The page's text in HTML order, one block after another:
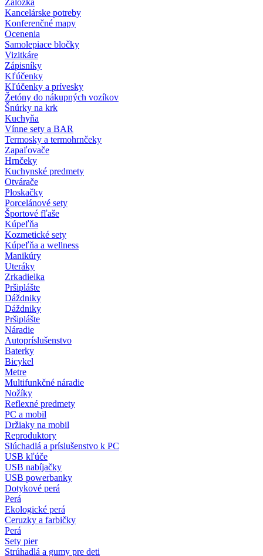
Záložka
Kancelárske potreby
Konferenčné mapy
Ocenenia
Samolepiace bločky
Vizitkáre
Zápisníky
Kľúčenky
Kľúčenky a prívesky
Žetóny do nákupných vozíkov
Šnúrky na krk
Kuchyňa
Vínne sety a BAR
Termosky a termohrnčeky
Zapaľovače
Hrnčeky
Kuchynské predmety
Otvárače
Ploskačky
Porcelánové sety
Športové fľaše
Kúpeľňa
Kozmetické sety
Kúpeľňa a wellness
Manikúry
Uteráky
Zrkadielka
Pršiplášte
Dáždniky
Dáždniky
Pršiplášte
Náradie
Autopríslušenstvo
Baterky
Bicykel
Metre
Multifunkčné náradie
Nožíky
Reflexné predmety
PC a mobil
Držiaky na mobil
Reproduktory
Slúchadlá a príslušenstvo k PC
USB kľúče
USB nabíjačky
USB powerbanky
Dotykové perá
Perá
Ekologické perá
Ceruzky a farbičky
Perá
Sety pier
Strúhadlá a gumy pre deti